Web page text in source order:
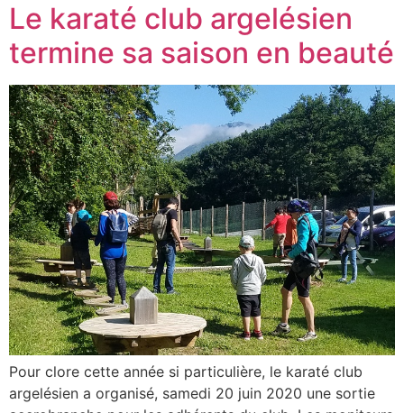
Le karaté club argelésien
termine sa saison en beauté
Pour clore cette année si particulière, le karaté club
argelésien a organisé, samedi 20 juin 2020 une sortie